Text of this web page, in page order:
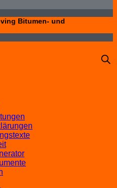
Bitumen- und